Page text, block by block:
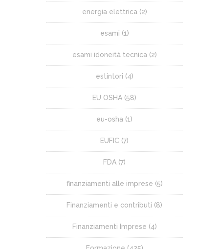
energia elettrica (2)
esami (1)
esami idoneità tecnica (2)
estintori (4)
EU OSHA (58)
eu-osha (1)
EUFIC (7)
FDA (7)
finanziamenti alle imprese (5)
Finanziamenti e contributi (8)
Finanziamenti Imprese (4)